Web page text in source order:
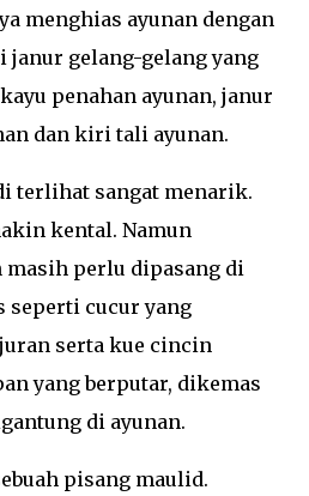
menghias ayunan dengan
janur gelang-gelang yang
penahan ayunan, janur
dan kiri tali ayunan.
terlihat sangat menarik.
kental. Namun
perlu dipasang di
seperti cucur yang
serta kue cincin
yang berputar, dikemas
di ayunan.
pisang maulid.